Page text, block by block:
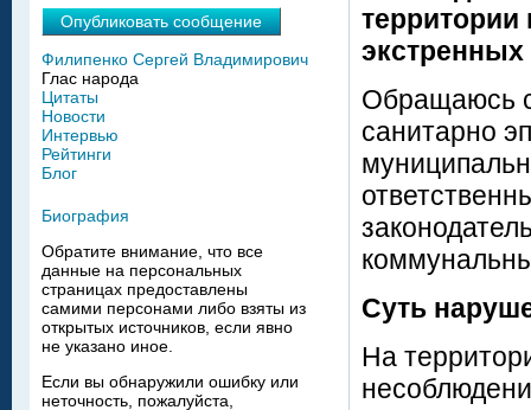
территории
Обращаюсь
санитарно
Суть
На
Опубликовать сообщение
Филипенко Сергей Владимирович
Глас народа
Цитаты
Новости
Интервью
Рейтинги
Блог
Биография
Обратите внимание, что все
данные на персональных
страницах предоставлены
самими персонами либо взяты из
открытых источников, если явно
не указано иное.
Если вы обнаружили ошибку или
неточность, пожалуйста,